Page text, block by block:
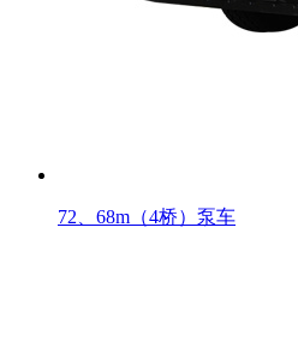
72、68m（4桥）泵车